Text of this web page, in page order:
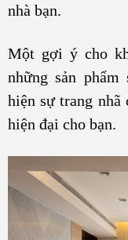
nhà bạn.
Một gợi ý cho
những sản
hiện sự trang nhã
hiện đại cho bạn.